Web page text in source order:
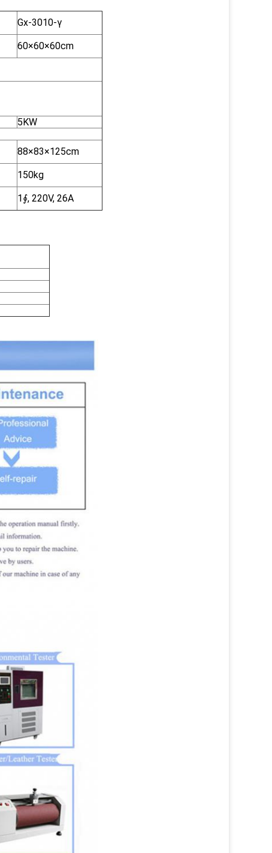
Gx-3010-γ
60×60×60cm
5KW
88×83×125cm
150kg
1∮, 220V, 26A